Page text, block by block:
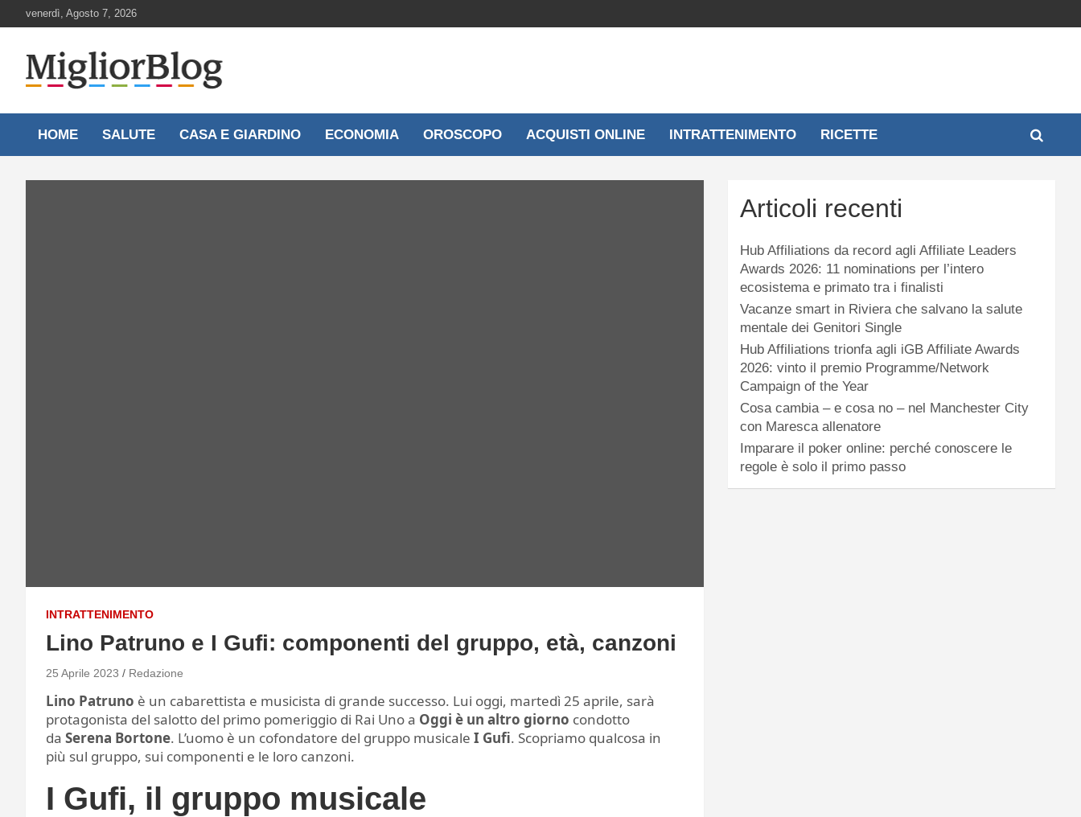
to
venerdì, Agosto 7, 2026
MigliorBlog.it
HOME SALUTE CASA E GIARDINO ECONOMIA OROSCOPO ACQUISTI ONLINE INTRATTENIMENTO RICETTE
INTRATTENIMENTO
Lino Patruno e I Gufi: componenti del gruppo, età, canzoni
25 Aprile 2023 Redazione
Lino Patruno è un cabarettista e musicista di grande successo. Lui oggi, martedì 25 aprile, sarà
protagonista del salotto del primo pomeriggio di Rai Uno a Oggi è un altro giorno condotto
da Serena Bortone. L’uomo è un cofondatore del gruppo musicale I Gufi. Scopriamo qualcosa in
più sul gruppo, sui componenti e le loro canzoni.
I Gufi, il gruppo musicale
Articoli recenti
Hub Affiliations da record agli Affiliate Leaders
Awards 2026: 11 nominations per l’intero
ecosistema e primato tra i finalisti
Vacanze smart in Riviera che salvano la salute
mentale dei Genitori Single
Hub Affiliations trionfa agli iGB Affiliate Awards
2026: vinto il premio Programme/Network
Campaign of the Year
Cosa cambia – e cosa no – nel Manchester City
con Maresca allenatore
Imparare il poker online: perché conoscere le
regole è solo il primo passo